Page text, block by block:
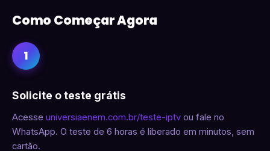
Como Começar Agora
1
Solicite o teste grátis
Acesse universiaenem.com.br/teste-iptv ou fale no
WhatsApp. O teste de 6 horas é liberado em minutos, sem
cartão.